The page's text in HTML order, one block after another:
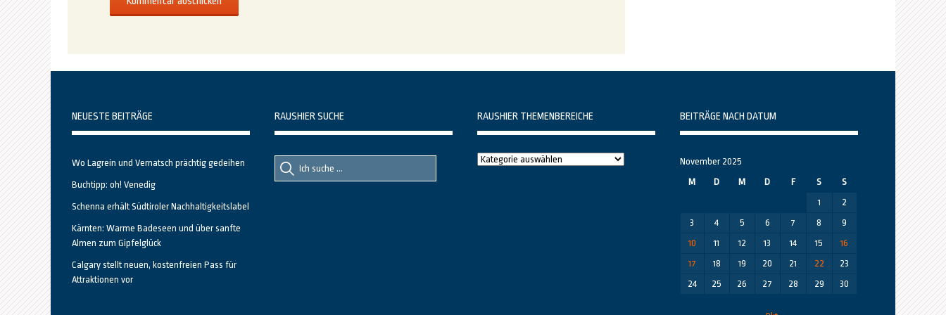
NEUESTE BEITRÄGE
Wo Lagrein und Vernatsch prächtig gedeihen
Buchtipp: oh! Venedig
Schenna erhält Südtiroler Nachhaltigkeitslabel
Kärnten: Warme Badeseen und über sanfte
Almen zum Gipfelglück
Calgary stellt neuen, kostenfreien Pass für
Attraktionen vor
RAUSHIER SUCHE
Suche
nach::
Suche
nach:
RAUSHIER THEMENBEREICHE
Raushier
BEITRÄGE NACH DATUM
November 2025
M
D M D F S
S
1
2
3
4 5 6 7 8
9
10
11 12 13 14 15
16
17
18 19 20 21 22
23
24
25 26 27 28 29 30